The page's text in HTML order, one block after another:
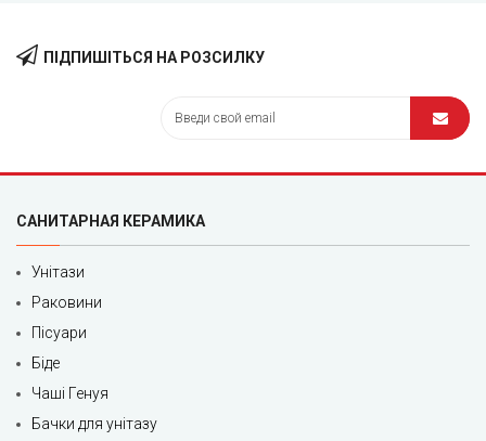
ПІДПИШІТЬСЯ НА РОЗСИЛКУ
САНИТАРНАЯ КЕРАМИКА
Унітази
Раковини
Пісуари
Біде
Чаші Генуя
Бачки для унітазу